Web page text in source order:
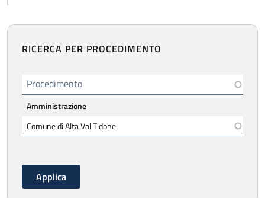
RICERCA PER PROCEDIMENTO
Procedimento
Amministrazione